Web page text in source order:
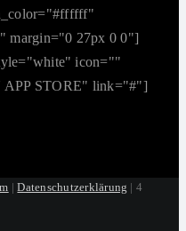
margin="0 27px 0 0"]
icon=""
APP STORE" link="#"]
|Datenschutzerklärung | 4